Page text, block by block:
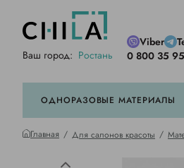
Ваш город: Ростань
Viber
0 800 35
ОДНОРАЗОВЫЕ МАТЕРИАЛЫ
Главная Для салонов красоты